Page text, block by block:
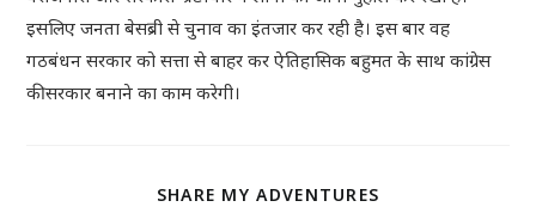
इसलिए जनता बेसब्री से चुनाव का इंतजार कर रही है। इस बार वह
गठबंधन सरकार को सत्ता से बाहर कर ऐतिहासिक बहुमत के साथ कांग्रेस
की सरकार बनाने का काम करेगी।
SHARE MY ADVENTURES